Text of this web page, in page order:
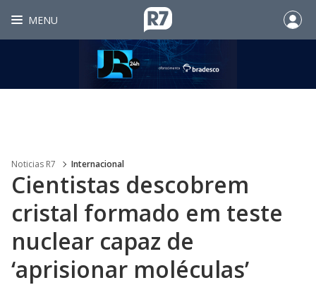
MENU
Noticias R7 Internacional
Cientistas descobrem
cristal formado em teste
nuclear capaz de
‘aprisionar moléculas’